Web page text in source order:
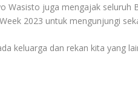
Wasisto juga mengajak seluruh
2023 untuk mengunjungi
keluarga dan rekan kita yang